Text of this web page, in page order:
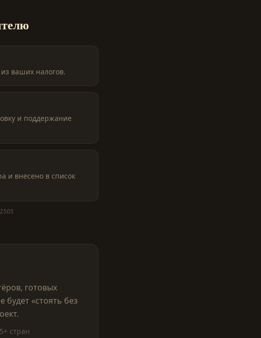
ваших налогов.
и поддержание
и внесено в список
готовых
«стоять без
стран